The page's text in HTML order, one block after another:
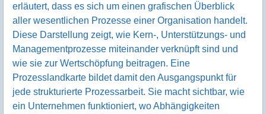
erläutert, dass es sich um einen grafischen Überblick
aller wesentlichen Prozesse einer Organisation handelt.
Diese Darstellung zeigt, wie Kern-, Unterstützungs- und
Managementprozesse miteinander verknüpft sind und
wie sie zur Wertschöpfung beitragen. Eine
Prozesslandkarte bildet damit den Ausgangspunkt für
jede strukturierte Prozessarbeit. Sie macht sichtbar, wie
ein Unternehmen funktioniert, wo Abhängigkeiten